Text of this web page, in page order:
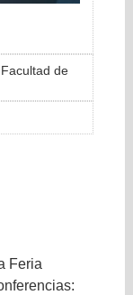
de
Feria